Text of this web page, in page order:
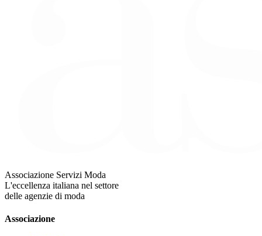
Associazione Servizi Moda
L'eccellenza italiana nel settore
delle agenzie di moda
Associazione